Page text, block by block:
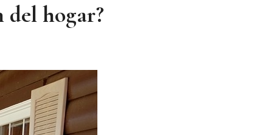
del hogar?